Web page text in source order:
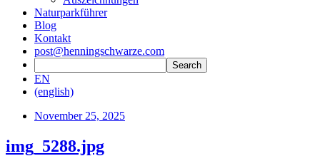
Naturparkführer
Blog
Kontakt
post@henningschwarze.com
EN
(english)
November 25, 2025
img_5288.jpg